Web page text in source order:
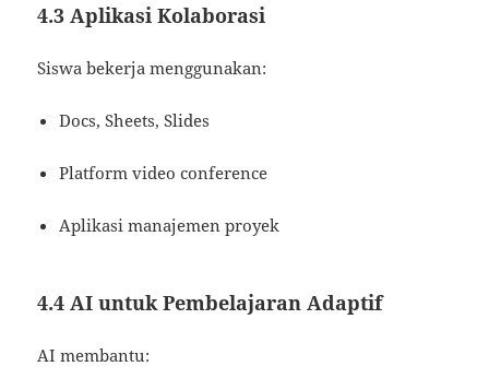
4.3 Aplikasi Kolaborasi
Siswa bekerja menggunakan:
Docs, Sheets, Slides
Platform video conference
Aplikasi manajemen proyek
4.4 AI untuk Pembelajaran Adaptif
AI membantu: